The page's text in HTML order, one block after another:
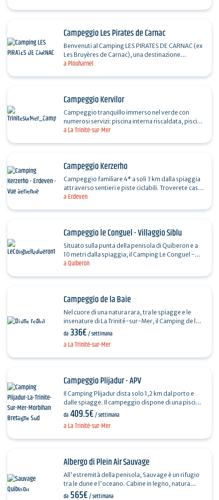
a Plouharnel
Campeggio Les Pirates de Carnac
Benvenuti al Camping LES PIRATES DE CARNAC (ex
Les Bruyères de Carnac), una destinazione
incantata nel cuore della Bretagna meridionale.
a La Trinité-sur-Mer
Campeggio Kervilor
Campeggio tranquillo immerso nel verde con
numerosi servizi: piscina interna riscaldata, piscina
esterna con acquascivoli, parco giochi, ampie
a Erdeven
Campeggio Kerzerho
Campeggio familiare 4* a soli 3 km dalla spiaggia
attraverso sentieri e piste ciclabili. Troverete case
mobili e piazzole da affittare in un ambiente…
a Quiberon
Campeggio le Conguel - Villaggio Siblu
Situato sulla punta della penisola di Quiberon e a
10 metri dalla spiaggia, il Camping Le Conguel -
Siblu Village offre una vasta gamma di
a La Trinité-sur-Mer
Campeggio de la Baie
Nel cuore di una natura rara, tra le spiagge e le
insenature di La Trinité-sur-Mer, il Camping de la
Baie vi invita a trascorrere una vacanza autentica,
da 336€/ settimana
a La Trinité-sur-Mer
Campeggio Plijadur - APV
Il Camping Plijadur dista solo 1,2 km dal porto e
dalle spiagge. Il campeggio dispone di una piscina
interna riscaldata, di un'area giochi e acquascivoli,
da 409.5€/ settimana
Albergo di Plein Air Sauvage
All'estremità della penisola, Sauvage è un rifugio
tra le dune e l'oceano. Cabine in legno, natura
incontaminata, cucina al profumo di mare e sport
da 565€/ settimana